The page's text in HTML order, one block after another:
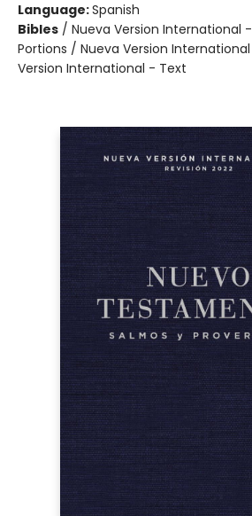
Language:Spanish
Bibles / Nueva Version International
Portions / Nueva Version
Version International - Text